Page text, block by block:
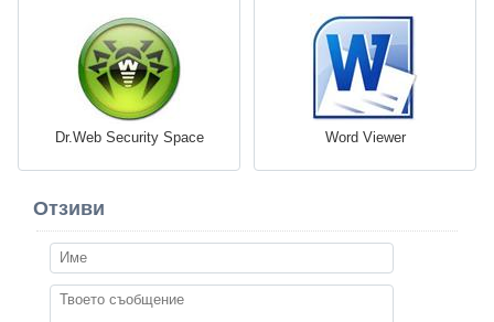
Dr.Web Security Space Word Viewer
Отзиви